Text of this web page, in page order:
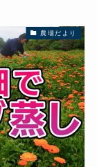
農場だより